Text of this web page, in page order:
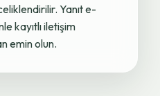
Yanıt e-
kayıtlı iletişim
emin olun.